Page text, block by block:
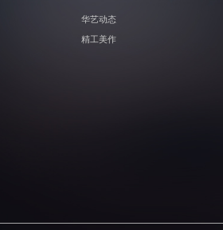
华艺动态
精工美作